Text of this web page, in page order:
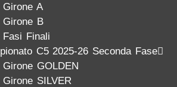
Girone A
Girone B
Fasi Finali
C5 2025-26 Seconda Fase
Girone GOLDEN
Girone SILVER